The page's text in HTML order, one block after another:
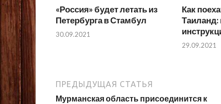
«Россия» будет летать из
Петербурга в Стамбул
30.09.2021
Как
29.09.2021
ПРЕДЫДУЩАЯ СТАТЬЯ
Мурманская область присоединится к